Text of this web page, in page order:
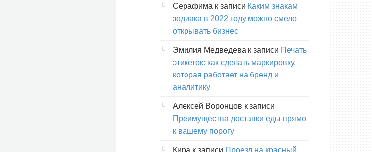
Серафима к записи Каким знакам
зодиака в 2022 году можно смело
открывать бизнес
Эмилия Медведева к записи Печать
этикеток: как сделать маркировку,
которая работает на бренд и
аналитику
Алексей Воронцов к записи
Преимущества доставки еды прямо
к вашему порогу
Кира к записи Проезд на красный